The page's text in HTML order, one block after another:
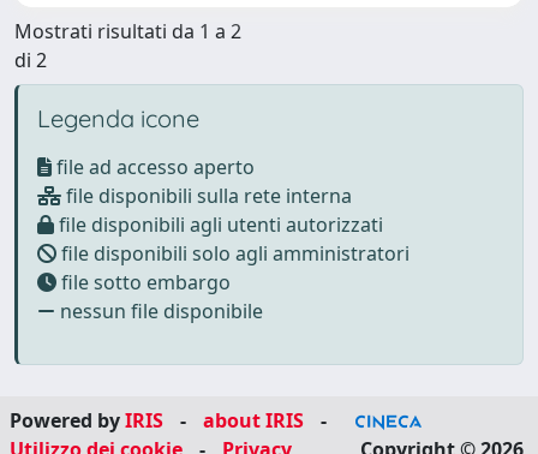
Mostrati risultati da 1 a 2
di 2
Legenda icone
file ad accesso aperto
file disponibili sulla rete interna
file disponibili agli utenti autorizzati
file disponibili solo agli amministratori
file sotto embargo
nessun file disponibile
Powered byIRIS - about IRIS
-